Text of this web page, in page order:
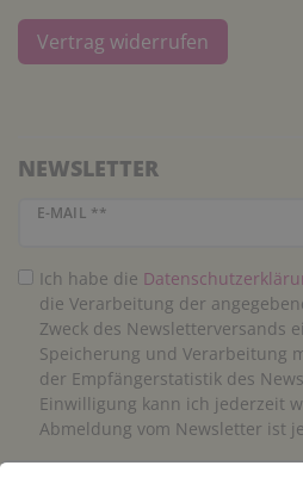
Vertrag widerrufen
NEWSLETTER
E-MAIL **
Newsletter Honig
Ich habe die
die Verarbeitung der
Zweck des Newsletterversands
Speicherung und Verarbeitung
der Empfängerstatistik des
Einwilligung kann ich jederzeit
Abmeldung vom Newsletter ist